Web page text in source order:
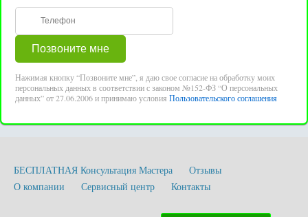
Нажимая кнопку “Позвоните мне”, я даю свое согласие на обработку моих
персональных данных в соответствии с законом №152-ФЗ “О персональных
данных” от 27.06.2006 и принимаю условия Пользовательского соглашения
БЕСПЛАТНАЯ Консультация Мастера
Отзывы
О компании
Сервисный центр Контакты